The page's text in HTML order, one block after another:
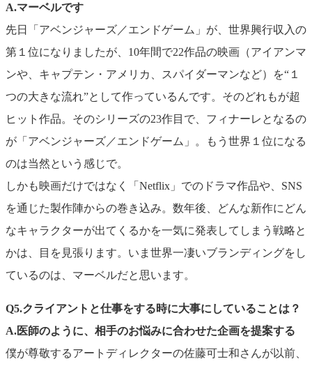
A.マーベルです
先日「アベンジャーズ／エンドゲーム」が、世界興行収入の
第１位になりましたが、10年間で22作品の映画（アイアンマ
ンや、キャプテン・アメリカ、スパイダーマンなど）を“１
つの大きな流れ”として作っているんです。そのどれもが超
ヒット作品。そのシリーズの23作目で、フィナーレとなるの
が「アベンジャーズ／エンドゲーム」。もう世界１位になる
のは当然という感じで。
しかも映画だけではなく「Netflix」でのドラマ作品や、SNS
を通じた製作陣からの巻き込み。数年後、どんな新作にどん
なキャラクターが出てくるかを一気に発表してしまう戦略と
かは、目を見張ります。いま世界一凄いブランディングをし
ているのは、マーベルだと思います。
Q5.クライアントと仕事をする時に大事にしていることは？
A.医師のように、相手のお悩みに合わせた企画を提案する
僕が尊敬するアートディレクターの佐藤可士和さんが以前、